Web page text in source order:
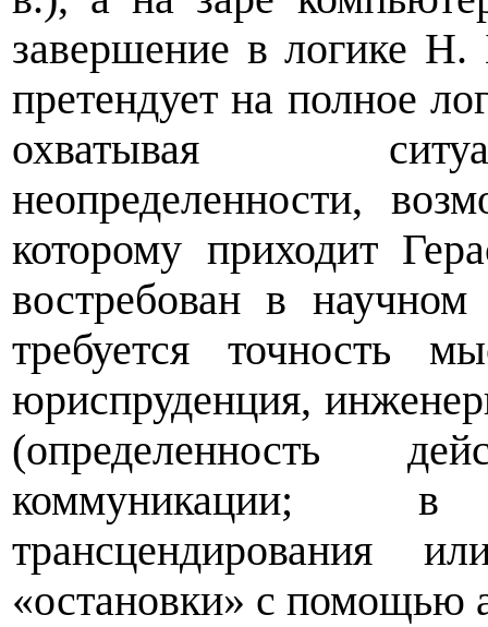
завершение в логике Н.
претендует на полное
охватывая
неопределенности,
которому приходит
востребован в
требуется точность
юриспруденция,
(определенность
коммуникации;
трансцендирования
«остановки» с помощью